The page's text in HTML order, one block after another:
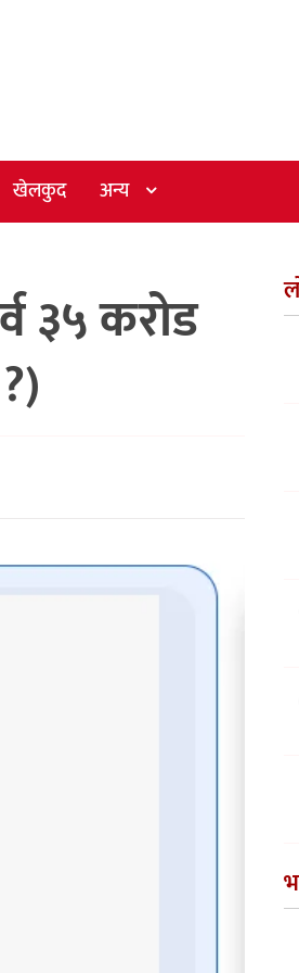
खेलकुद अन्य
३५ करोड